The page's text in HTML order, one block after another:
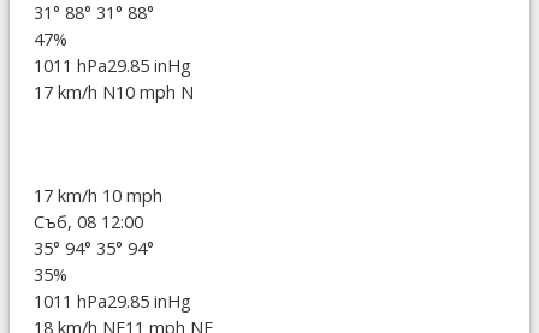
31° 88° 31° 88°
47%
1011 hPa29.85 inHg
17 km/h N10 mph N
17 km/h 10 mph
Съб, 08 12:00
35° 94° 35° 94°
35%
1011 hPa29.85 inHg
18 km/h NE11 mph NE